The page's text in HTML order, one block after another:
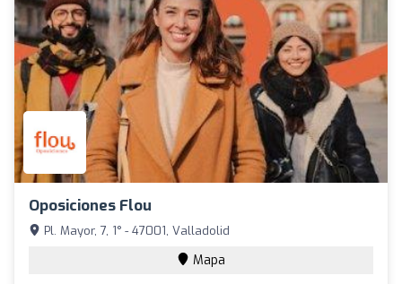
Oposiciones Flou
Pl. Mayor, 7, 1° - 47001, Valladolid
Mapa